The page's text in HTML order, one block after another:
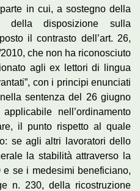
in cui, a sostegno della
della disposizione sulla
il contrasto dell’art. 26,
che non ha riconosciuto
agli ex lettori di lingua
con i principi enunciati
sentenza del 26 giugno
nell’ordinamento
il punto rispetto al quale
se agli altri lavoratori dello
la stabilità attraverso la
se i medesimi beneficiano,
n. 230, della ricostruzione